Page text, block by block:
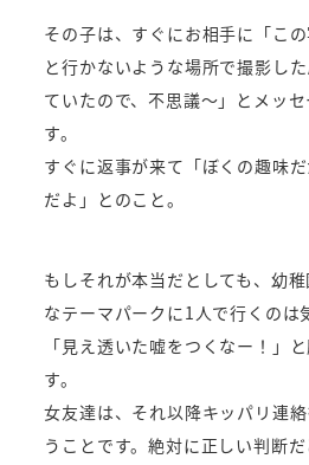
その子は、すぐにお相手に「こ
と行かないような場所で撮影し
ていたので、不思議～」とメッ
す。
すぐに返事が来て「ぼくの趣味
だよ」とのこと。
もしそれが本当だとしても、幼
なテーマパークに1人で行くのは
「見え透いた嘘をつくなー！」
す。
女友達は、それ以降キッパリ連
うことです。絶対に正しい判断だ